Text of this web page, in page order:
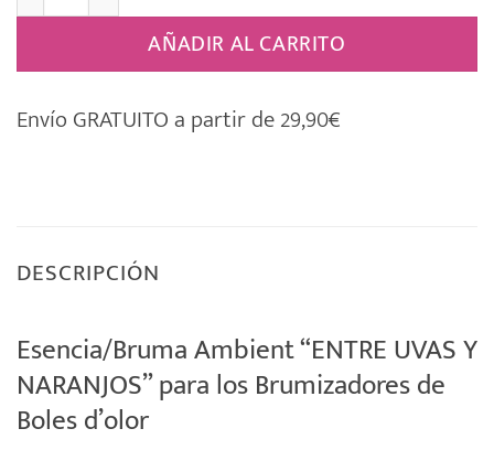
AÑADIR AL CARRITO
Envío GRATUITO a partir de 29,90€
DESCRIPCIÓN
Esencia/Bruma Ambient “ENTRE UVAS Y
NARANJOS” para los Brumizadores de
Boles d’olor